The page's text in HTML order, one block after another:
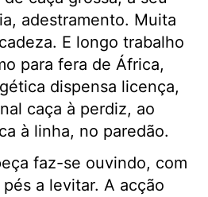
adestramento. Muita
E longo trabalho
para fera de África,
dispensa licença,
caça à perdiz, ao
à linha, no paredão.
faz-se ouvindo, com
a levitar. A acção